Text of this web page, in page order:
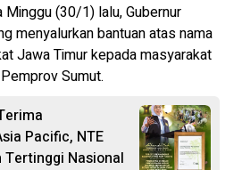
(30/1) lalu, Gubernur
menyalurkan bantuan atas nama
Jawa Timur kepada masyarakat
Sumut.
Pacific, NTE
Nasional